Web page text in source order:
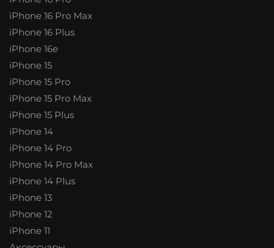
iPhone 16 Pro Max
iPhone 16 Plus
iPhone 16e
iPhone 15
iPhone 15 Pro
iPhone 15 Pro Max
iPhone 15 Plus
iPhone 14
iPhone 14 Pro
iPhone 14 Pro Max
iPhone 14 Plus
iPhone 13
iPhone 12
iPhone 11